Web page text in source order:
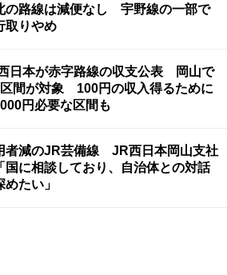
の路線は減便なし 宇野線の一部で
取りやめ
日本が赤字路線の収支公表 岡山で
間が対象 100円の収入得るために
円必要な区間も
者減のJR芸備線 JR西日本岡山支社
国に相談しており、自治体との対話
めたい」